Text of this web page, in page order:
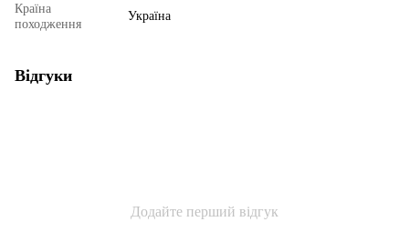
Країна
походження
Україна
Відгуки
Додайте перший відгук